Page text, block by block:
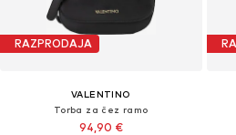
RAZPRODAJA
VALENTINO
Torba za čez ramo
94,90 €